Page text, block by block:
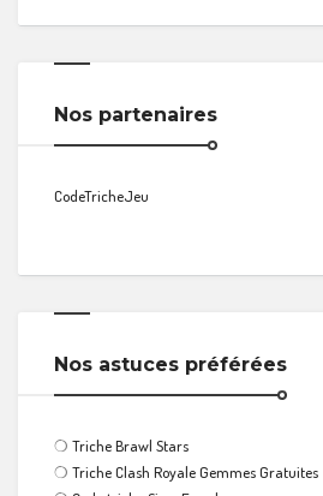
Nos partenaires
CodeTricheJeu
Nos astuces préférées
❍ Triche Brawl Stars
❍ Triche Clash Royale Gemmes Gratuites